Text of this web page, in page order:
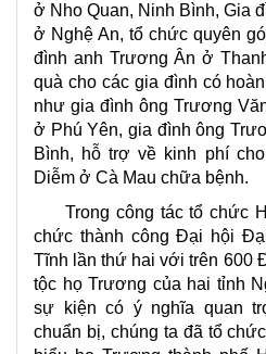
ở Nho Quan, Ninh Bình, Gia
ở Nghệ An, tổ chức quyên
đình anh Trương Ân ở
quà cho các gia đình có
như gia đình ông Trương
ở Phú Yên, gia đình ông
Bình, hỗ trợ về kinh phí
Diễm ở Cà Mau chữa bệnh.
Trong công tác tổ chức
chức thành công Đại hội
Tĩnh lần thứ hai với trên 600
tộc họ Trương của hai tỉnh
sự kiện có ý nghĩa quan
chuẩn bị, chúng ta đã tổ